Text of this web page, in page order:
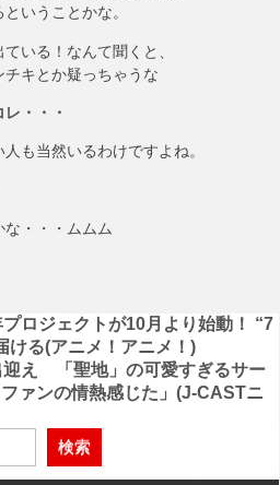
いうことかな。
いる！なんて聞くと、
キとか疑っちゃうな
・・・
も当然いるわけですよね。
な・・・ムムム
プロジェクトが10月より始動！ “7
ける(アニメ！アニメ！)
迎え 「聖地」の可愛すぎるサー
ァンの情熱感じた」(J-CASTニ
検索